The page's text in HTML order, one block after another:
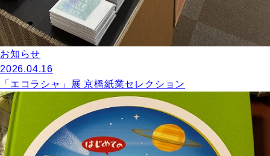
お知らせ
2026.04.16
「エコラシャ」展 京橋紙業セレクション